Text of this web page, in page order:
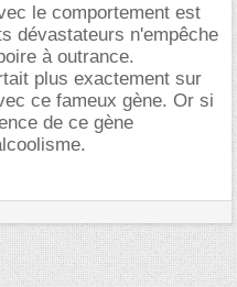
le comportement est
dévastateurs n'empêche
à outrance.
plus exactement sur
ce fameux gène. Or si
de ce gène